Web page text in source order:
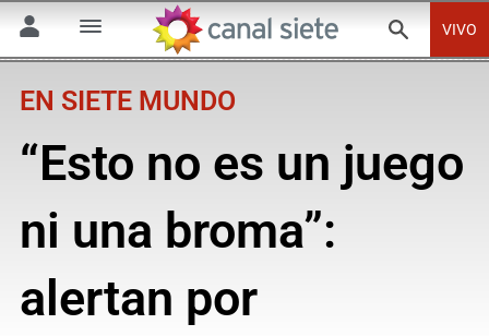
VIVO
EN SIETE MUNDO
“Esto no es un juego
ni una broma”:
alertan por